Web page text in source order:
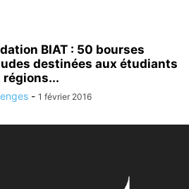
BIAT : 50 bourses
destinées aux étudiants
régions...
- 1 février 2016